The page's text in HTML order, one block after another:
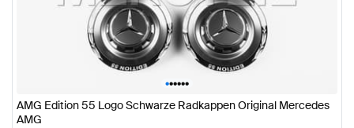
••••••
AMG Edition 55 Logo Schwarze Radkappen Original Mercedes
AMG